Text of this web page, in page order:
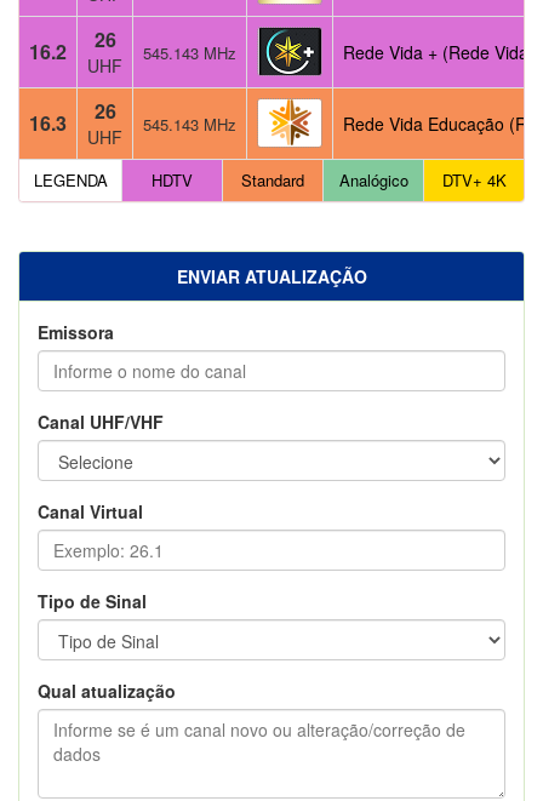
16.2 26
UHF
545.143 MHz Rede Vida + (Rede Vida)
16.3 26
UHF
545.143 MHz Rede Vida Educação
LEGENDA HDTV Standard Analógico DTV+ 4K
ENVIAR ATUALIZAÇÃO
Emissora
Canal UHF/VHF
Canal Virtual
Tipo de Sinal
Qual atualização